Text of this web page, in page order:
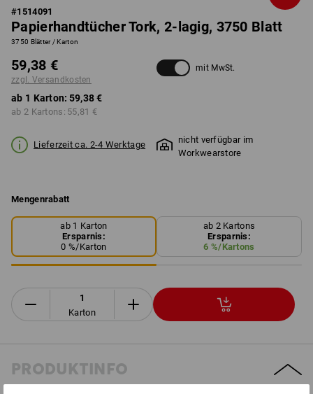
#1514091
Papierhandtücher Tork, 2-lagig, 3750 Blatt
3750 Blätter / Karton
59,38 €
zzgl. Versandkosten
mit MwSt.
ab 1 Karton: 59,38 €
ab 2 Kartons: 55,81 €
Lieferzeit ca. 2-4 Werktage
nicht verfügbar im
Workwearstore
Mengenrabatt
ab 1 Karton
Ersparnis:
0 %/Karton
ab 2 Kartons
Ersparnis:
6 %/Kartons
Karton
PRODUKTINFO